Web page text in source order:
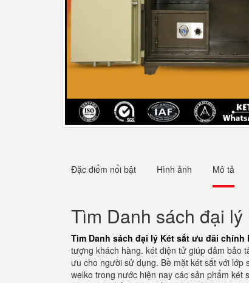
Đặc điểm nổi bật Hình ảnh Mô tả
Tìm Danh sách đại
Tìm Danh sách đại lý Két sắt ưu đãi chính
tượng khách hàng. két điện tử giúp đảm bảo
ưu cho người sử dụng. Bề mặt két sắt với
welko trong nước hiện nay các sản phẩm